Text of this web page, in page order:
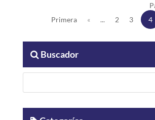
Primera
« ... 2 3 4
Buscador